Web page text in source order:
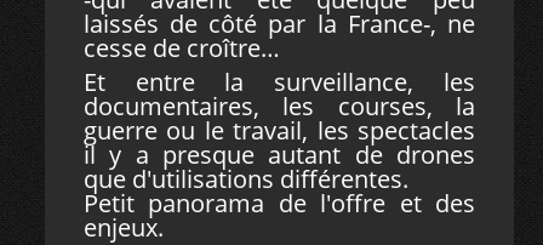
laissés de côté par la France-, ne
cesse de croître…
Et entre la surveillance, les
documentaires, les courses, la
guerre ou le travail, les spectacles
il y a presque autant de drones
que d'utilisations différentes.
Petit panorama de l'offre et des
enjeux.